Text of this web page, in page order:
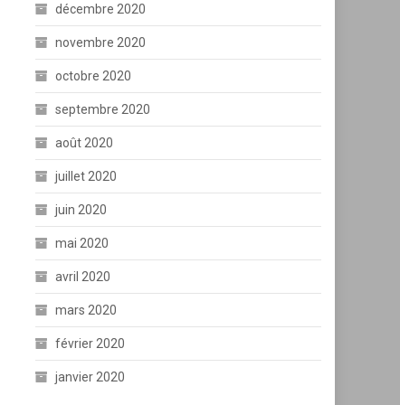
décembre 2020
novembre 2020
octobre 2020
septembre 2020
août 2020
juillet 2020
juin 2020
mai 2020
avril 2020
mars 2020
février 2020
janvier 2020